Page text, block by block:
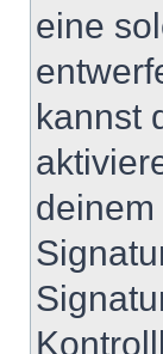
eine
kannst